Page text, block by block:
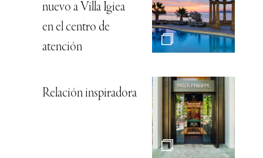
nuevo a Villa Igiea
en el centro de
atención
Relación inspiradora